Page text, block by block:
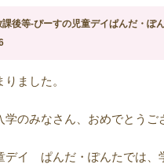
後等-ぴーすの児童デイぱんだ・ぽ
ました。
学のみなさん、おめでとうご
デイ ぱんだ・ぽんたでは、